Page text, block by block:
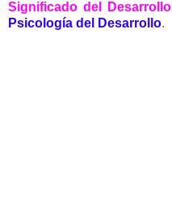
Significado del Desarrollo
Psicología del Desarrollo.